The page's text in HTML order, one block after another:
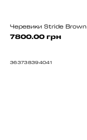
Черевики Stride Brown
7800.00 грн
363738394041